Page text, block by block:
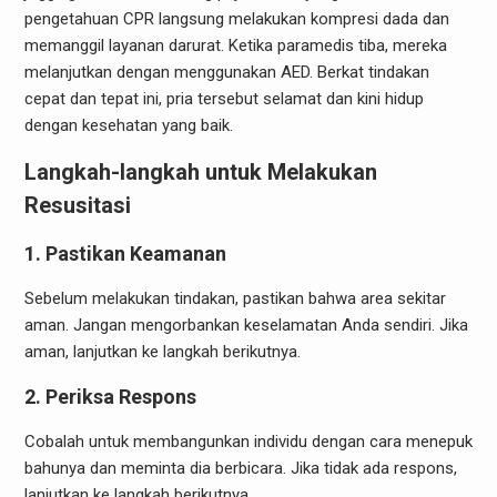
pengetahuan CPR langsung melakukan kompresi dada dan
memanggil layanan darurat. Ketika paramedis tiba, mereka
melanjutkan dengan menggunakan AED. Berkat tindakan
cepat dan tepat ini, pria tersebut selamat dan kini hidup
dengan kesehatan yang baik.
Langkah-langkah untuk Melakukan
Resusitasi
1. Pastikan Keamanan
Sebelum melakukan tindakan, pastikan bahwa area sekitar
aman. Jangan mengorbankan keselamatan Anda sendiri. Jika
aman, lanjutkan ke langkah berikutnya.
2. Periksa Respons
Cobalah untuk membangunkan individu dengan cara menepuk
bahunya dan meminta dia berbicara. Jika tidak ada respons,